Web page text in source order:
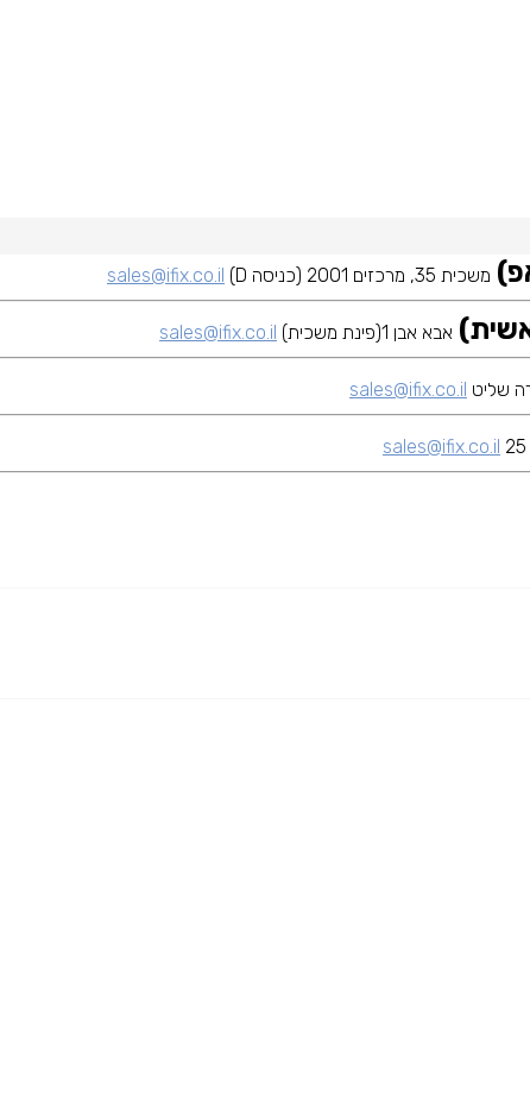
משכית 35, מרכזים 2001 (כניסה D) sales@ifix.co.il
אבא אבן 1(פינת משכית) sales@ifix.co.il
sales@ifix.co.il
sales@ifix.co.il